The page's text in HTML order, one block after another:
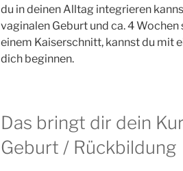
du in deinen Alltag integrieren
vaginalen Geburt und ca. 4
einem Kaiserschnitt, kannst du mit
dich beginnen.
Das bringt dir dein
Geburt / Rückbildung